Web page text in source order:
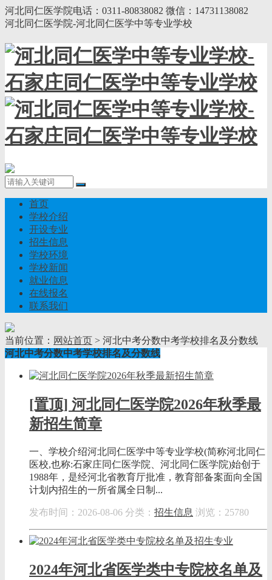
河北同仁医学院电话：0311-80838082 微信：14731138082
河北同仁医学院-河北同仁医学中等专业学校
首页
学校介绍
开设专业
招生信息
学校环境
学校新闻
就业信息
在线报名
联系我们
当前位置： 网站首页 > 河北中考分数中考学校排名及分数线
河北中考分数中考学校排名及分数线
[置顶] 河北同仁医学院2026年秋季最
新招生简章
一、学校介绍河北同仁医学中等专业学校(简称河北同仁
医校,也称:石家庄同仁医学院、河北同仁医学院)始创于
1988年，是经河北省教育厅批准，教育部备案面向全国
计划内招生的一所省属全日制...
发布时间：2026-08-06 分类： 招生信息 浏览：25780
2024年河北省医学类中专院校名单及